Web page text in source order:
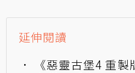
延伸閱讀
《惡靈古堡4 重